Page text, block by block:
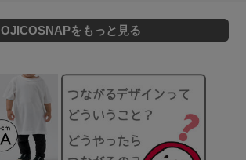
OJICOSNAPをもっと見る